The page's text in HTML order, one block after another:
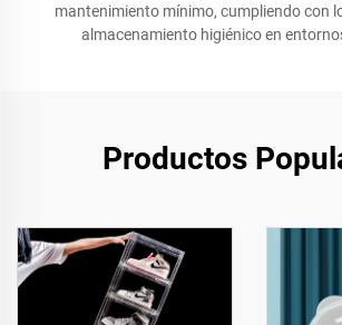
mantenimiento mínimo, cumpliendo con
almacenamiento higiénico en
Productos